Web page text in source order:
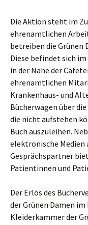
Die Aktion steht im
ehrenamtlichen
betreiben die Grünen
Diese befindet sich
in der Nähe der
ehrenamtlichen
Krankenhaus- und
Bücherwagen über
die nicht aufstehen
Buch auszuleihen.
elektronische Medien
Gesprächspartner
Patientinnen und
Der Erlös des
der Grünen Damen
Kleiderkammer der